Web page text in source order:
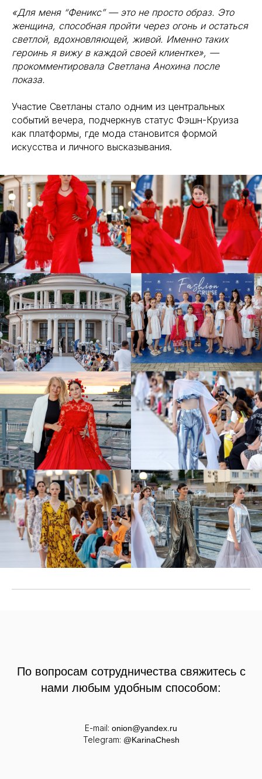
«Для меня “Феникс” — это не просто образ. Это
женщина, способная пройти через огонь и остаться
светлой, вдохновляющей, живой. Именно таких
героинь я вижу в каждой своей клиентке», —
прокомментировала Светлана Анохина после
показа.
Участие Светланы стало одним из центральных
событий вечера, подчеркнув статус Фэшн-Круиза
как платформы, где мода становится формой
искусства и личного высказывания.
По вопросам сотрудничества свяжитесь с
нами любым удобным способом:
E-mail: onion@yandex.ru
Telegram: @KarinaChesh